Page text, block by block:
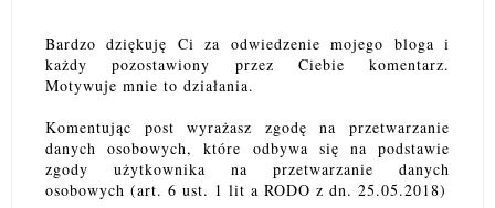
Bardzo dziękuję Ci za odwiedzenie mojego bloga i
każdy pozostawiony przez Ciebie komentarz.
Motywuje mnie to działania.
Komentując post wyrażasz zgodę na przetwarzanie
danych osobowych, które odbywa się na podstawie
zgody użytkownika na przetwarzanie danych
osobowych (art. 6 ust. 1 lit a RODO z dn. 25.05.2018)